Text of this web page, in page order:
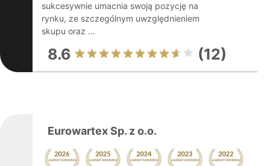
sukcesywnie umacnia swoją pozycję na
rynku, ze szczególnym uwzględnieniem
skupu oraz ...
8.6 (12)
Eurowartex Sp. z o.o.